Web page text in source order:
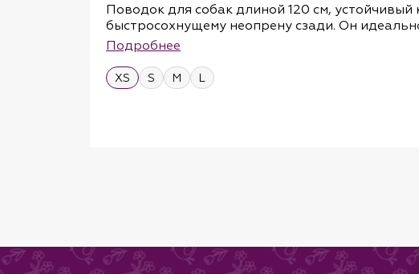
Поводок для собак длиной 120 см,
быстросохнущему неопрену сзади. Он
Дополнительное D-образное кольцо на
Для максимальной гибкости карабины из
есть одно дополнительное D-образное
размеры: XS, S, M, L
Подробнее
XS S M L